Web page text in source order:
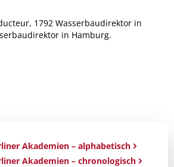
1792 Wasserbaudirektor in
in Hamburg.
Akademien – alphabetisch
Akademien – chronologisch